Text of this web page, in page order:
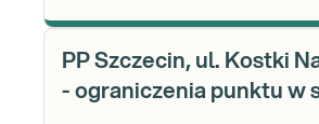
PP Szczecin, ul. Kostki
- ograniczenia punktu w